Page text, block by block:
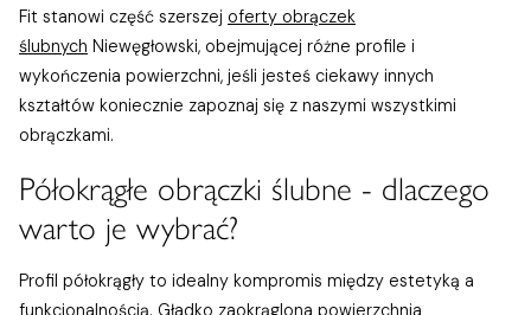
Fit stanowi część szerszej oferty obrączek
ślubnych Niewęgłowski, obejmującej różne profile i
wykończenia powierzchni, jeśli jesteś ciekawy innych
kształtów koniecznie zapoznaj się z naszymi wszystkimi
obrączkami.
Półokrągłe obrączki ślubne - dlaczego
warto je wybrać?
Profil półokrągły to idealny kompromis między estetyką a
funkcjonalnością. Gładko zaokrąglona powierzchnia